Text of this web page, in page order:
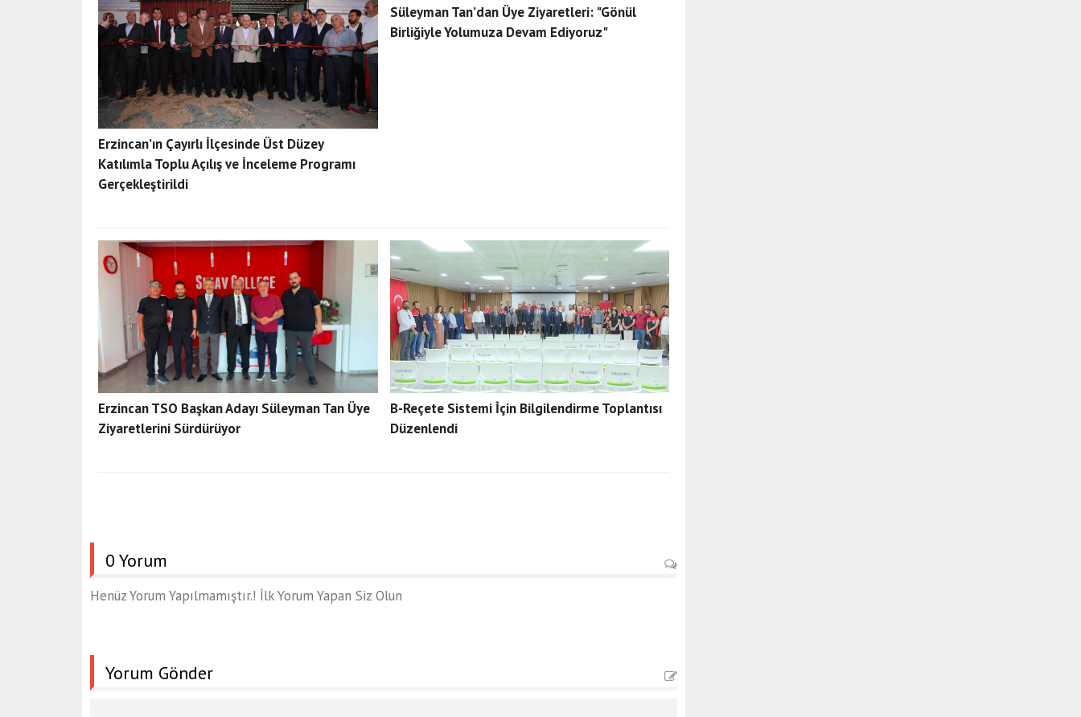
Erzincan’ın Çayırlı İlçesinde Üst Düzey
Katılımla Toplu Açılış ve İnceleme Programı
Gerçekleştirildi
Süleyman Tan’dan Üye Ziyaretleri: "Gönül
Birliğiyle Yolumuza Devam Ediyoruz"
Erzincan TSO Başkan Adayı Süleyman Tan Üye
Ziyaretlerini Sürdürüyor
B-Reçete Sistemi İçin Bilgilendirme Toplantısı
Düzenlendi
0 Yorum
Henüz Yorum Yapılmamıştır.! İlk Yorum Yapan Siz Olun
Yorum Gönder